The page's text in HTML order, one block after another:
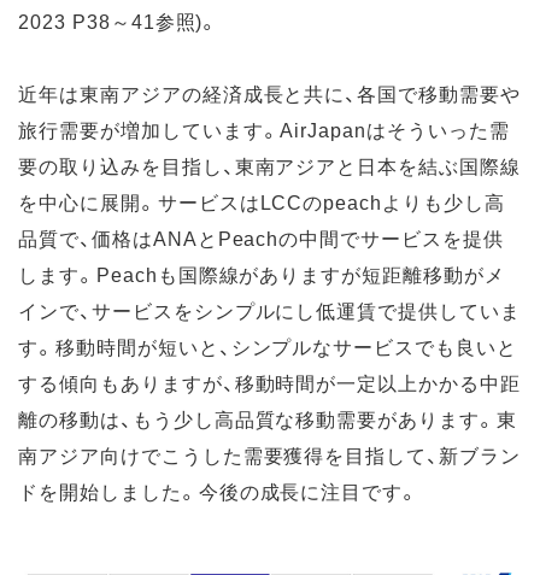
2023 P38～41参照)。
近年は東南アジアの経済成長と共に、各国で移動需要や
旅行需要が増加しています。AirJapanはそういった需
要の取り込みを目指し、東南アジアと日本を結ぶ国際線
を中心に展開。サービスはLCCのpeachよりも少し高
品質で、価格はANAとPeachの中間でサービスを提供
します。Peachも国際線がありますが短距離移動がメ
インで、サービスをシンプルにし低運賃で提供していま
す。移動時間が短いと、シンプルなサービスでも良いと
する傾向もありますが、移動時間が一定以上かかる中距
離の移動は、もう少し高品質な移動需要があります。東
南アジア向けでこうした需要獲得を目指して、新ブラン
ドを開始しました。今後の成長に注目です。